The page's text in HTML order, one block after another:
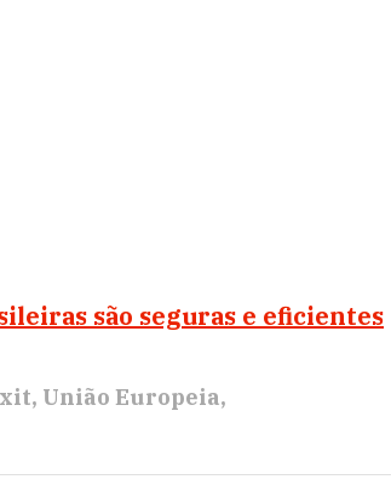
são seguras e eficientes
União Europeia